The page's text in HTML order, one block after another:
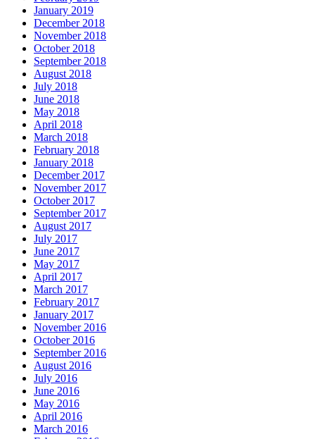
January 2019
December 2018
November 2018
October 2018
September 2018
August 2018
July 2018
June 2018
May 2018
April 2018
March 2018
February 2018
January 2018
December 2017
November 2017
October 2017
September 2017
August 2017
July 2017
June 2017
May 2017
April 2017
March 2017
February 2017
January 2017
November 2016
October 2016
September 2016
August 2016
July 2016
June 2016
May 2016
April 2016
March 2016